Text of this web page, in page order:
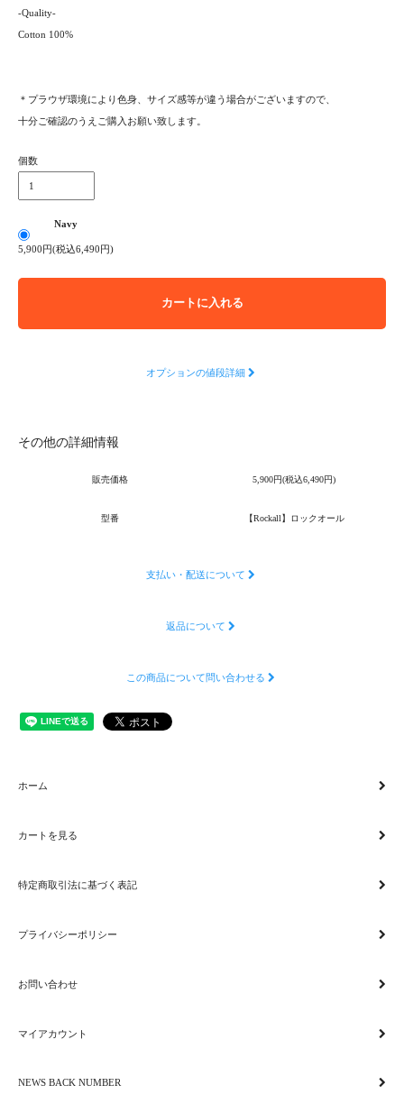
-Quality-
Cotton 100%
＊プラウザ環境により色身、サイズ感等が違う場合がございますので、
十分ご確認のうえご購入お願い致します。
個数
Navy
5,900円(税込6,490円)
カートに入れる
オプションの値段詳細
その他の詳細情報
販売価格 5,900円(税込6,490円)
型番 【Rockall】ロックオール
支払い・配送について
返品について
この商品について問い合わせる
ホーム
カートを見る
特定商取引法に基づく表記
プライバシーポリシー
お問い合わせ
マイアカウント
NEWS BACK NUMBER